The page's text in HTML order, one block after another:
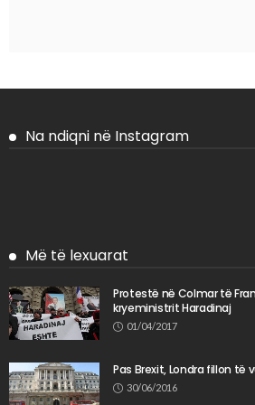
Na ndiqni në Instagram
Më të lexuarat
Protestë në Colmar të
kryeministrit Haradinaj
01/04/2017
​Pas Brexit, Londra fillon
30/06/2016